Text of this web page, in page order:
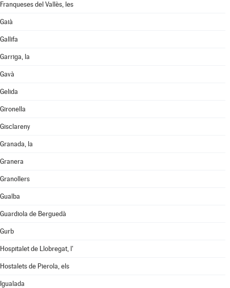
Franqueses del Vallès, les
Gaià
Gallifa
Garriga, la
Gavà
Gelida
Gironella
Gisclareny
Granada, la
Granera
Granollers
Gualba
Guardiola de Berguedà
Gurb
Hospitalet de Llobregat, l'
Hostalets de Pierola, els
Igualada